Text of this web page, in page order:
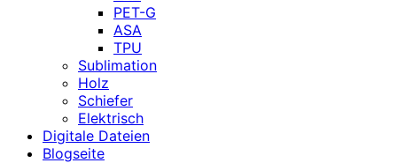
PET-G
ASA
TPU
Sublimation
Holz
Schiefer
Elektrisch
Digitale Dateien
Blogseite